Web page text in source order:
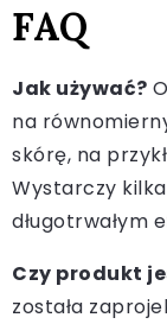
FAQ
Jak używać?
na
skórę, na
Wystarczy
długotrwałym
Czy produkt
została